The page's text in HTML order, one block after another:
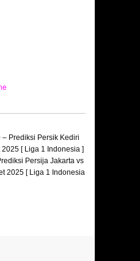
– Prediksi Persik Kediri
[ Liga 1 Indonesia ]
Persija Jakarta vs
2025 [ Liga 1 Indonesia